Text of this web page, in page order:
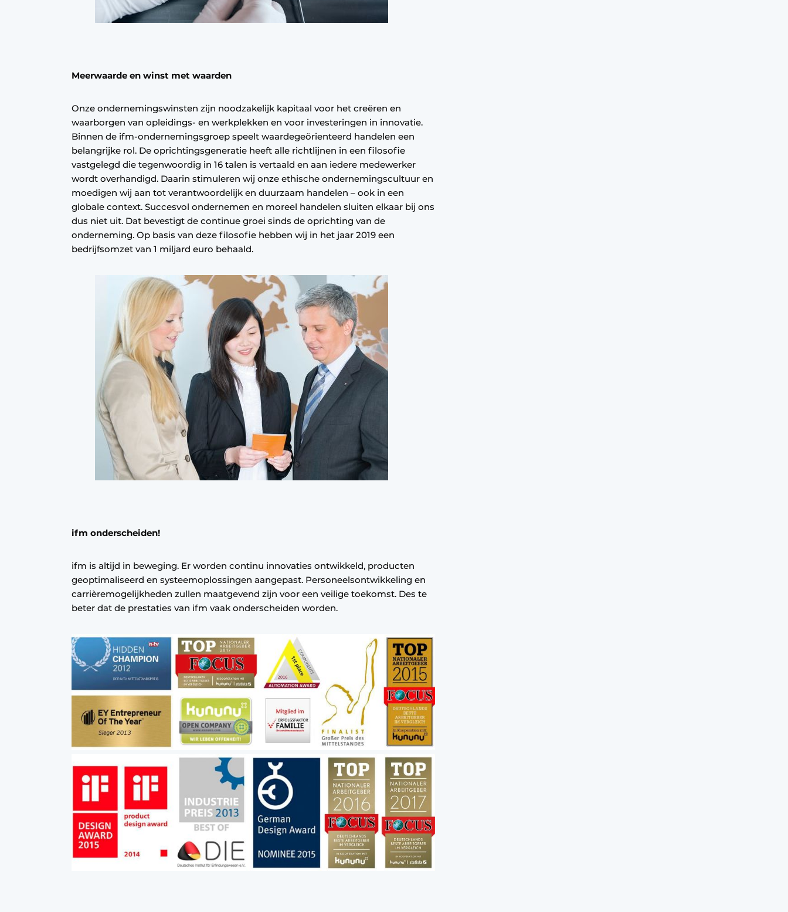
Meerwaarde en winst met waarden
Onze ondernemingswinsten zijn noodzakelijk kapitaal voor het creëren en
waarborgen van opleidings- en werkplekken en voor investeringen in innovatie.
Binnen de ifm-ondernemingsgroep speelt waardegeörienteerd handelen een
belangrijke rol. De oprichtingsgeneratie heeft alle richtlijnen in een filosofie
vastgelegd die tegenwoordig in 16 talen is vertaald en aan iedere medewerker
wordt overhandigd. Daarin stimuleren wij onze ethische ondernemingscultuur en
moedigen wij aan tot verantwoordelijk en duurzaam handelen – ook in een
globale context. Succesvol ondernemen en moreel handelen sluiten elkaar bij ons
dus niet uit. Dat bevestigt de continue groei sinds de oprichting van de
onderneming. Op basis van deze filosofie hebben wij in het jaar 2019 een
bedrijfsomzet van 1 miljard euro behaald.
ifm onderscheiden!
ifm is altijd in beweging. Er worden continu innovaties ontwikkeld, producten
geoptimaliseerd en systeemoplossingen aangepast. Personeelsontwikkeling en
carrièremogelijkheden zullen maatgevend zijn voor een veilige toekomst. Des te
beter dat de prestaties van ifm vaak onderscheiden worden.